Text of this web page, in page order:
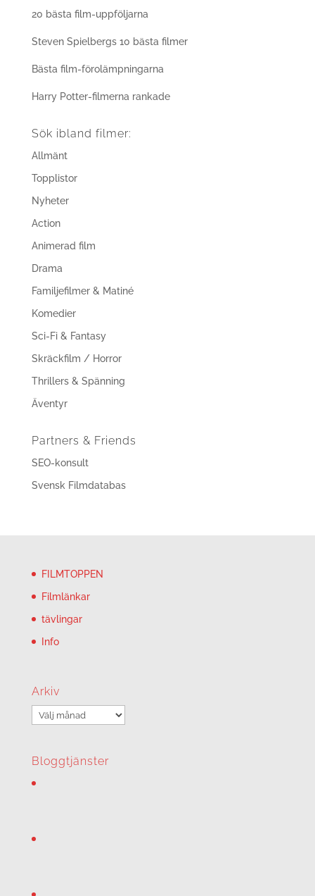
20 bästa film-uppföljarna
Steven Spielbergs 10 bästa filmer
Bästa film-förolämpningarna
Harry Potter-filmerna rankade
Sök ibland filmer:
Allmänt
Topplistor
Nyheter
Action
Animerad film
Drama
Familjefilmer & Matiné
Komedier
Sci-Fi & Fantasy
Skräckfilm / Horror
Thrillers & Spänning
Äventyr
Partners & Friends
SEO-konsult
Svensk Filmdatabas
FILMTOPPEN
Filmlänkar
tävlingar
Info
Arkiv
Arkiv
Bloggtjänster